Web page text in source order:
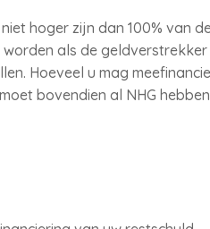
hoger zijn dan 100% van
als de
Hoeveel u mag
bovendien al NHG